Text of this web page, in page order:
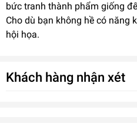
bức tranh thành phẩm giống
Cho dù bạn không hề có năng
hội họa.
Khách hàng nhận xét